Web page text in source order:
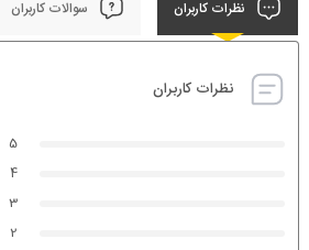
نظرات کاربران سوالات کاربران
نظرات کاربران
5
4
3
2